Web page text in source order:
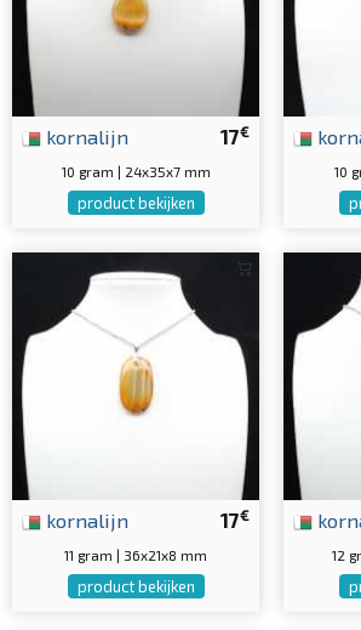
17€
kornalijn
10 gram | 24x35x7 mm
product bekijken
10
17€
kornalijn
11 gram | 36x21x8 mm
product bekijken
12